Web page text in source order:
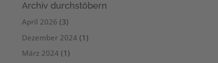
Archiv durchstöbern
April 2026 (3)
Dezember 2024 (1)
März 2024 (1)